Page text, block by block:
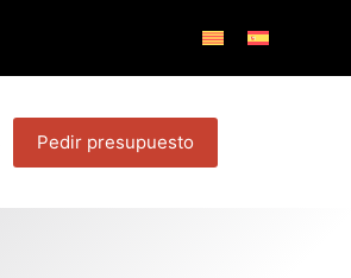
Pedir presupuesto